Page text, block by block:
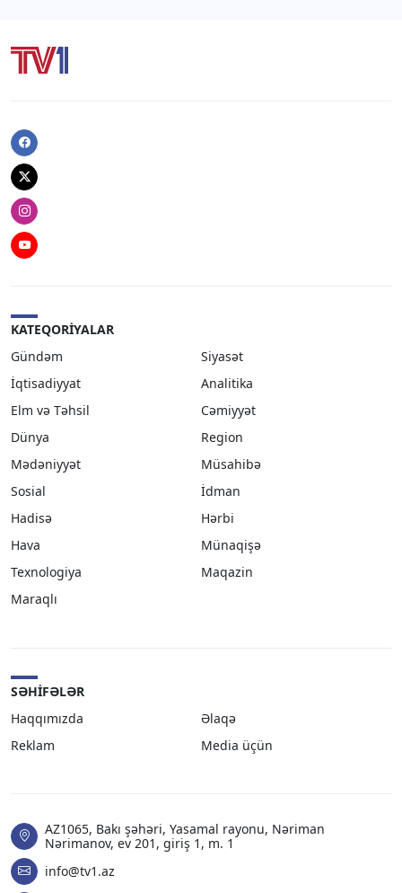
Facebook
Twitter
Instagram
Youtube
KATEQORIYALAR
Gündəm
Siyasət
İqtisadiyyat
Analitika
Elm və Təhsil
Cəmiyyət
Dünya
Region
Mədəniyyət
Müsahibə
Sosial
İdman
Hadisə
Hərbi
Hava
Münaqişə
Texnologiya
Maqazin
Maraqlı
SƏHIFƏLƏR
Haqqımızda
Əlaqə
Reklam
Media üçün
AZ1065, Bakı şəhəri, Yasamal rayonu, Nəriman
Nərimanov, ev 201, giriş 1, m. 1
info@tv1.az